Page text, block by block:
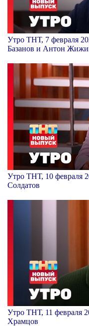
Утро ТНТ, 7 февраля
Базанов и Антон
Утро ТНТ, 10 февраля
Солдатов
Утро ТНТ, 11 февраля
Храмцов